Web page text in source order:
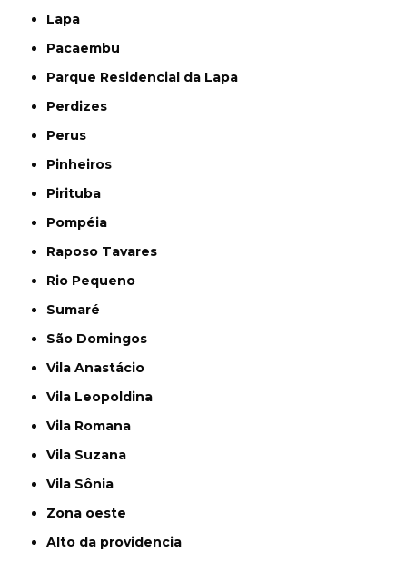
Lapa
Pacaembu
Parque Residencial da Lapa
Perdizes
Perus
Pinheiros
Pirituba
Pompéia
Raposo Tavares
Rio Pequeno
Sumaré
São Domingos
Vila Anastácio
Vila Leopoldina
Vila Romana
Vila Suzana
Vila Sônia
Zona oeste
alto da providencia